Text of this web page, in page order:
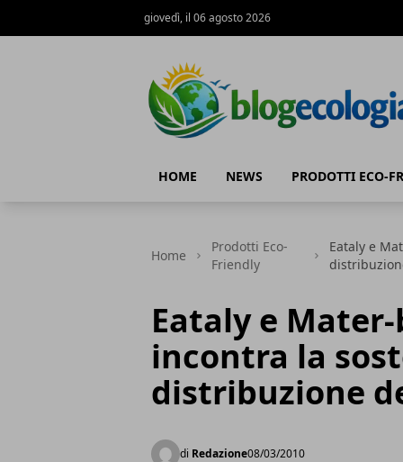
giovedì, il 06 agosto 2026
HOME NEWS PRODOTTI ECO-
Home
Prodotti Eco-
Friendly
Eataly e
Eataly e
incontra la
distribuzione
di Redazione08/03/2010